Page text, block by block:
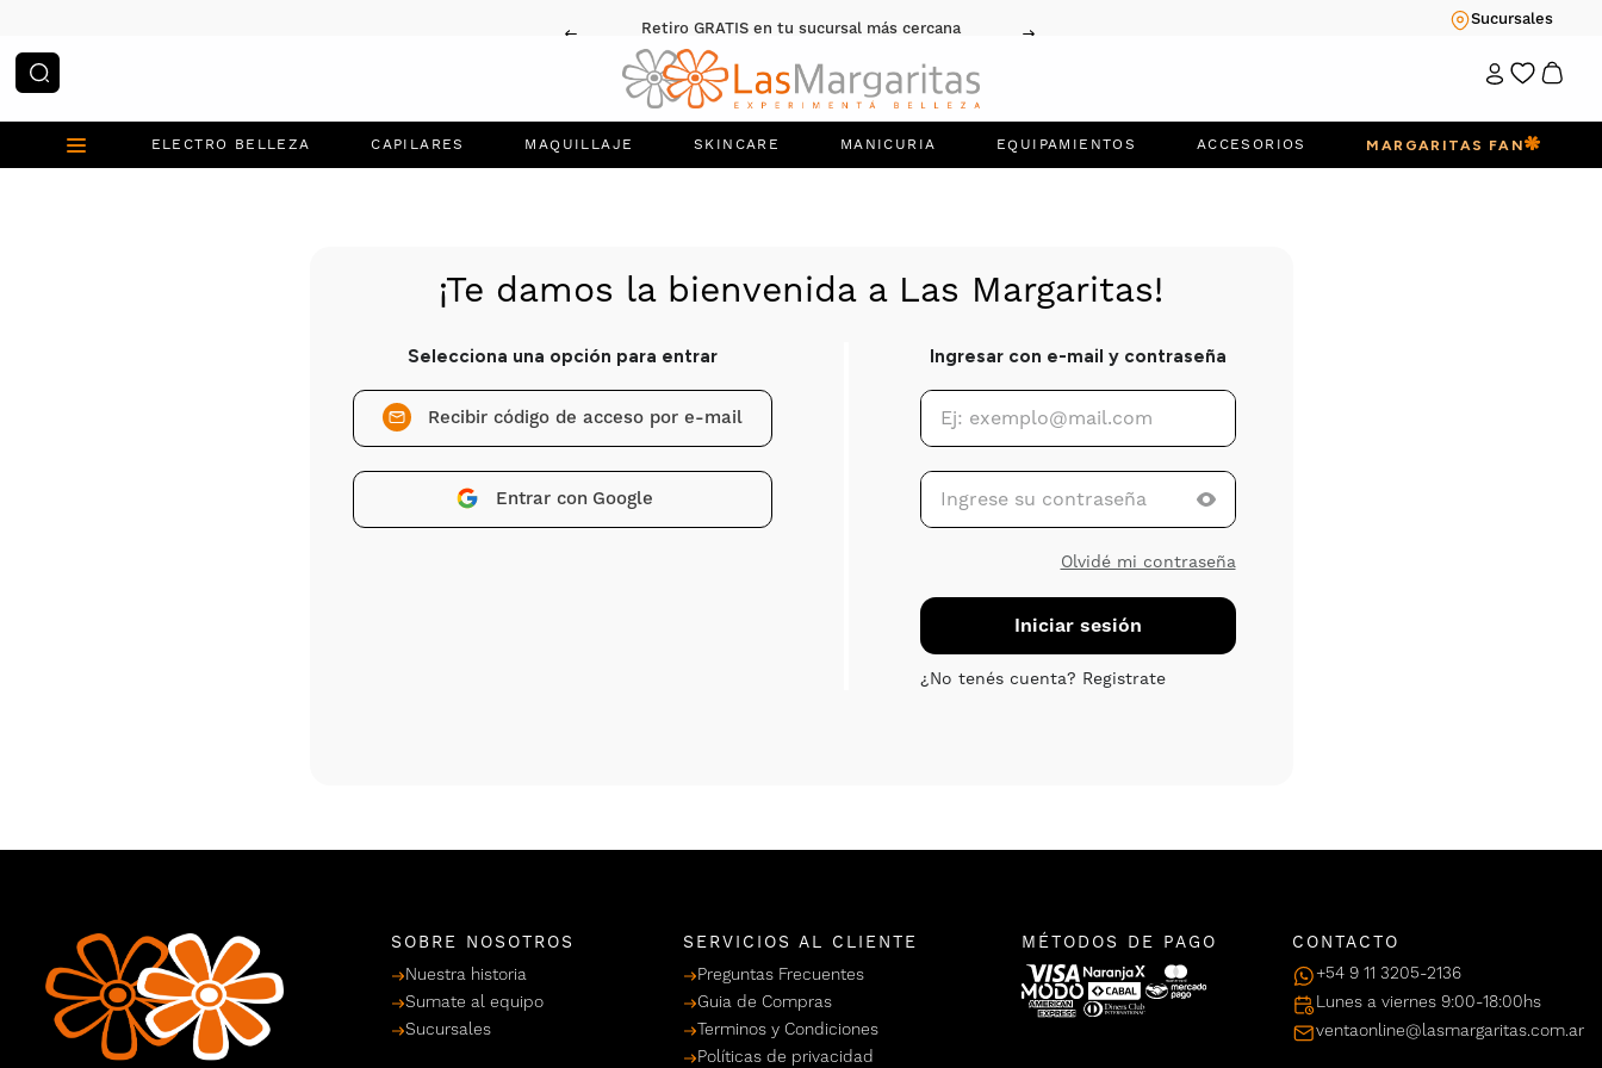
Retiro GRATIS en tu sucursal más cercana Sucursales
¿Qué estás buscando?
ELECTRO BELLEZA CAPILARES MAQUILLAJE SKINCARE MANICURIA EQUIPAMIENTOS ACCESORIOS MARGARITAS FAN
Recibir código de acceso por e-mail
Entrar con Google
Olvidé mi contraseña
SOBRE NOSOTROS
Nuestra historia
Sumate al equipo
Sucursales
SERVICIOS AL CLIENTE
Preguntas Frecuentes
Guia de Compras
Terminos y Condiciones
Políticas de privacidad
MÉTODOS DE PAGO
CONTACTO
+54 9 11 3205-2136
Lunes a viernes 9:00-18:00hs
ventaonline@lasmargaritas.com.ar